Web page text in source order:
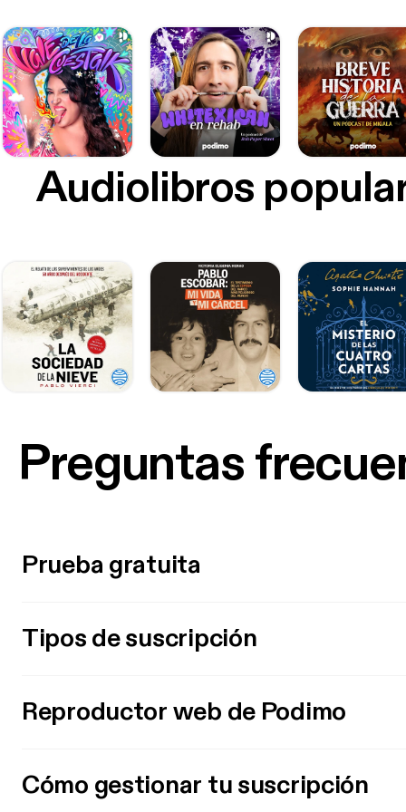
Audiolibros
Preguntas
Prueba gratuita
Tipos de suscripción
Reproductor web de Podimo
Cómo gestionar tu suscripción